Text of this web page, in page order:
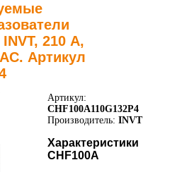
210 А,
Артикул
Артикул:
CHF100A110G132P4
Производитель: INVT
Характеристики
CHF100A